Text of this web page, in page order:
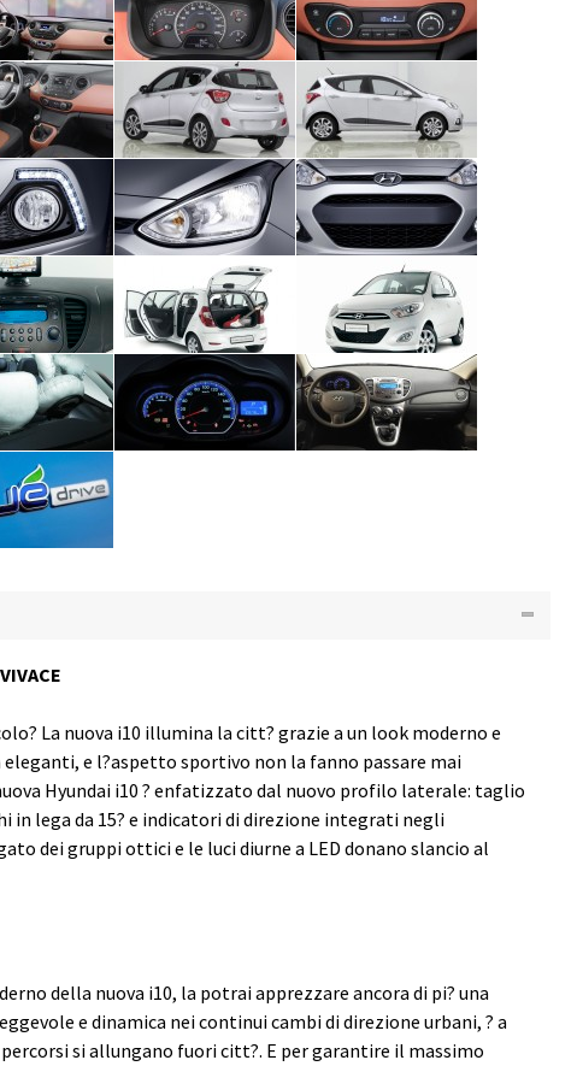
La nuova i10 illumina la citt? grazie a un look moderno e
eleganti, e l?aspetto sportivo non la fanno passare mai
Hyundai i10 ? enfatizzato dal nuovo profilo laterale: taglio
in lega da 15? e indicatori di direzione integrati negli
dei gruppi ottici e le luci diurne a LED donano slancio al
della nuova i10, la potrai apprezzare ancora di pi? una
e dinamica nei continui cambi di direzione urbani, ? a
si allungano fuori citt?. E per garantire il massimo